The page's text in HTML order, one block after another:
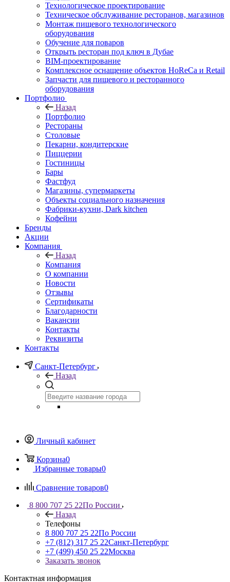
Технологическое проектирование
Техническое обслуживание ресторанов, магазинов
Монтаж пищевого технологического
оборудования
Обучение для поваров
Открыть ресторан под ключ в Дубае
BIM-проектирование
Комплексное оснащение объектов HoReCa и Retail
Запчасти для пищевого и ресторанного
оборудования
Портфолио
Назад
Портфолио
Рестораны
Столовые
Пекарни, кондитерские
Пиццерии
Гостиницы
Бары
Фастфуд
Магазины, супермаркеты
Объекты социального назначения
Фабрики-кухни, Dark kitchen
Кофейни
Бренды
Акции
Компания
Назад
Компания
О компании
Новости
Отзывы
Сертификаты
Благодарности
Вакансии
Контакты
Реквизиты
Контакты
Санкт-Петербург
Назад
Личный кабинет
Корзина0
Избранные товары0
Сравнение товаров0
8 800 707 25 22По России
Назад
Телефоны
8 800 707 25 22По России
+7 (812) 317 25 22Санкт-Петербург
+7 (499) 450 25 22Москва
Заказать звонок
Контактная информация